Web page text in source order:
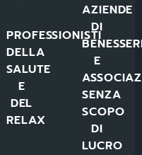
PROFESSIONISTI
DELLA
SALUTE
E
DEL
RELAX
AZIENDE
DI
E
SENZA
SCOPO
DI
LUCRO